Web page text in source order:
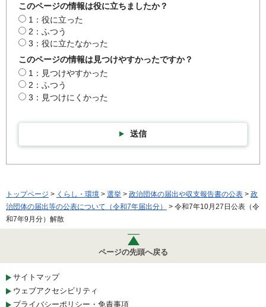
このページの情報は役に立ちましたか？
1：役に立った
2：ふつう
3：役に立たなかった
このページの情報は見つけやすかったですか？
1：見つけやすかった
2：ふつう
3：見つけにくかった
送信
トップページ > くらし・環境 > 選挙 > 政治団体の届出や収支報告書の公表 > 政
治団体の届出等の公表について（令和7年届出分）
> 令和7年10月27日公表（令
和7年9月分）解散
ページの先頭へ戻る
サイトマップ
ウェブアクセシビリティ
プライバシーポリシー・免責事項